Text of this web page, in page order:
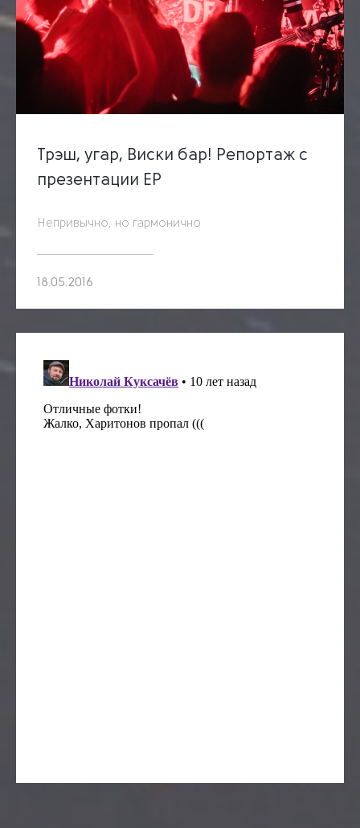
Трэш, угар, Виски бар! Репортаж с
презентации EP
Непривычно, но гармонично
18.05.2016